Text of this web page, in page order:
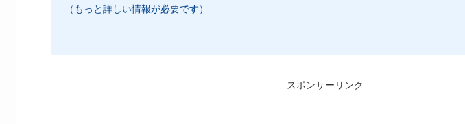
（もっと詳しい情報が必要です）
スポンサーリンク